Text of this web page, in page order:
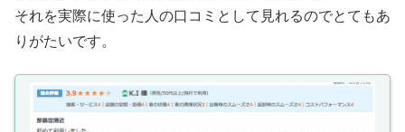
それを実際に使った人の口コミとして見れるのでとてもあ
りがたいです。